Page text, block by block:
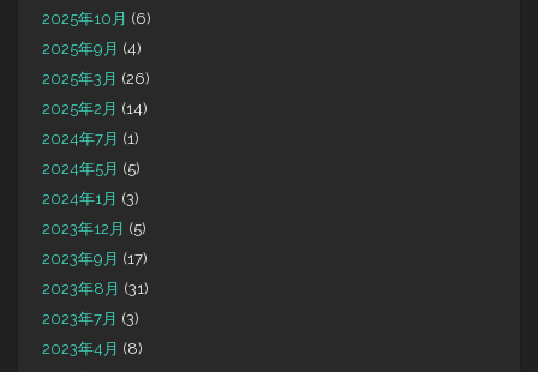
2025年10月 (6)
2025年9月 (4)
2025年3月 (26)
2025年2月 (14)
2024年7月 (1)
2024年5月 (5)
2024年1月 (3)
2023年12月 (5)
2023年9月 (17)
2023年8月 (31)
2023年7月 (3)
2023年4月 (8)